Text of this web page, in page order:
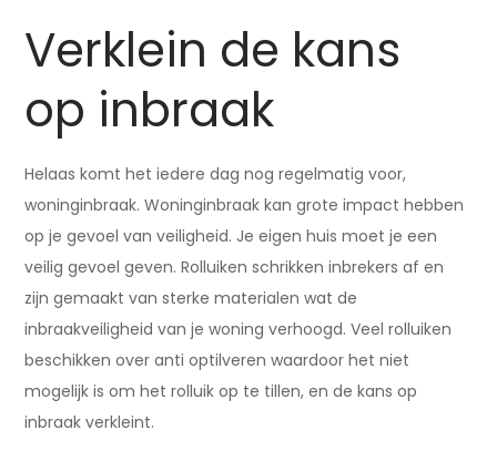
Verklein de kans
op inbraak
Helaas komt het iedere dag nog regelmatig voor,
woninginbraak. Woninginbraak kan grote impact hebben
op je gevoel van veiligheid. Je eigen huis moet je een
veilig gevoel geven. Rolluiken schrikken inbrekers af en
zijn gemaakt van sterke materialen wat de
inbraakveiligheid van je woning verhoogd. Veel rolluiken
beschikken over anti optilveren waardoor het niet
mogelijk is om het rolluik op te tillen, en de kans op
inbraak verkleint.